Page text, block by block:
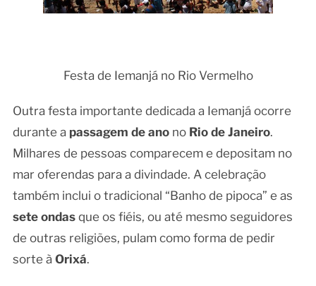
Festa de Iemanjá no Rio Vermelho
Outra festa importante dedicada a Iemanjá ocorre
durante a passagem de anono Rio de Janeiro.
Milhares de pessoas comparecem e depositam no
mar oferendas para a divindade. A celebração
também inclui o tradicional “Banho de pipoca” e as
sete ondasque os fiéis, ou até mesmo seguidores
de outras religiões, pulam como forma de pedir
sorte à Orixá.